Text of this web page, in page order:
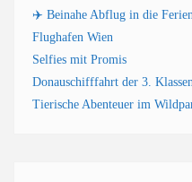
✈️ Beinahe Abflug in die
Flughafen Wien
Selfies mit Promis
Donauschifffahrt der 3.
Tierische Abenteuer im